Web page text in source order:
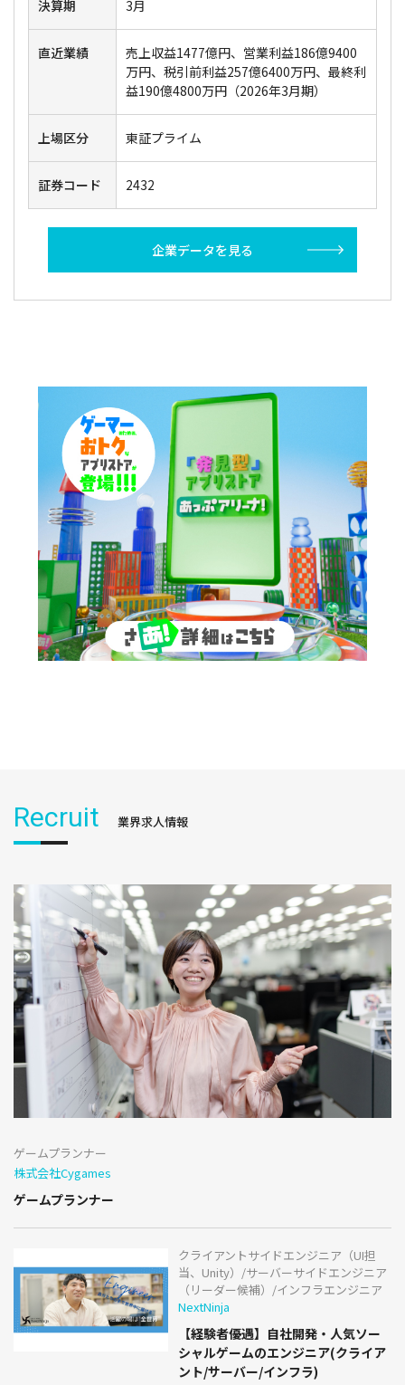
決算期 3月
直近業績
売上収益1477億円、営業利益186億9400
万円、税引前利益257億6400万円、最終利
益190億4800万円（2026年3月期）
上場区分 東証プライム
証券コード 2432
企業データを見る
Recruit 業界求人情報
ゲームプランナー
株式会社Cygames
ゲームプランナー
クライアントサイドエンジニア（UI担
当、Unity）/サーバーサイドエンジニア
（リーダー候補）/インフラエンジニア
NextNinja
【経験者優遇】自社開発・人気ソー
シャルゲームのエンジニア(クライア
ント/サーバー/インフラ)